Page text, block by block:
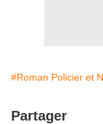
#Roman Policier et
Partager